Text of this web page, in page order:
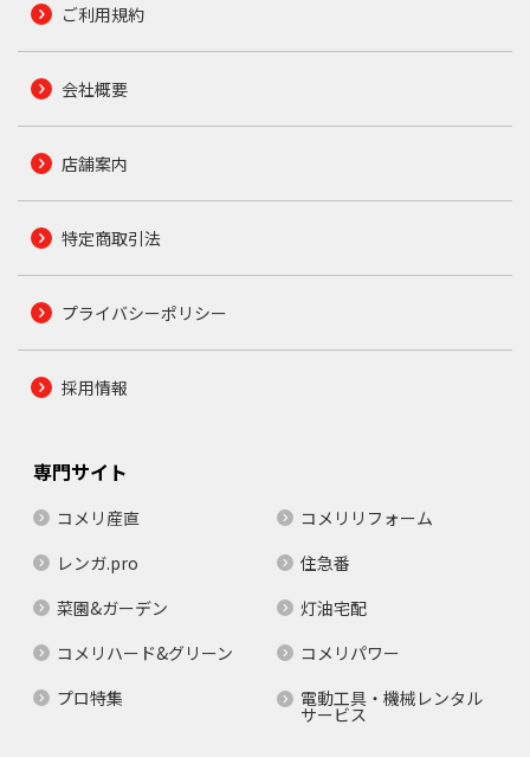
ご利用規約
会社概要
店舗案内
特定商取引法
プライバシーポリシー
採用情報
専門サイト
コメリ産直
コメリリフォーム
レンガ.pro
住急番
菜園&ガーデン
灯油宅配
コメリハード&グリーン
コメリパワー
プロ特集
電動工具・機械レンタル
サービス